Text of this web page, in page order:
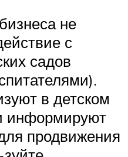
не
с
садов
в детском
информируют
продвижения